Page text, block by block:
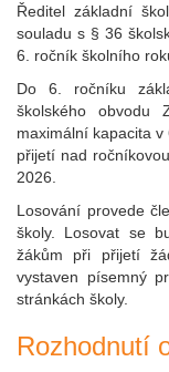
Ředitel základní
souladu s § 36
6. ročník školního
Do 6. ročníku
školského obvodu
maximální kapacita
přijetí nad
2026.
Losování provede
školy. Losovat se
žákům při přijetí
vystaven písemný
stránkách školy.
Rozhodnutí